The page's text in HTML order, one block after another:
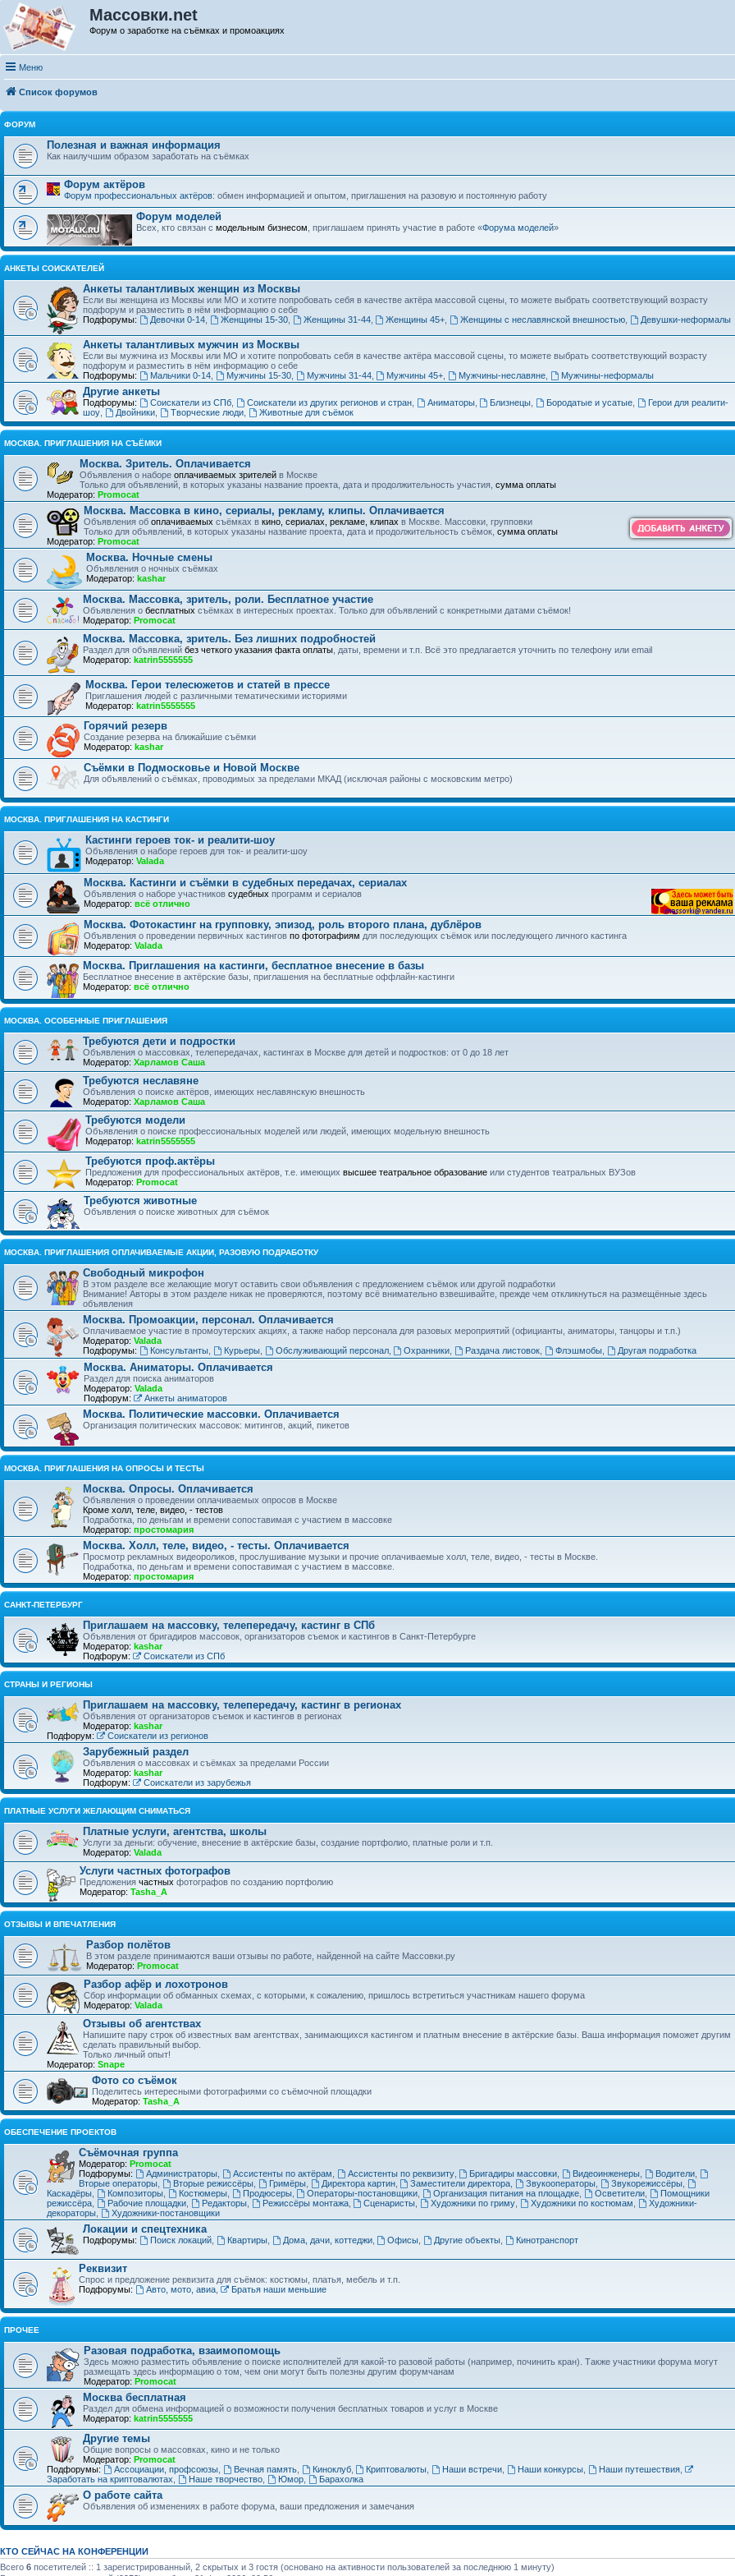
Массовки.net
Форум о заработке на съёмках и промоакциях
Меню
Список форумов
ФОРУМ
Полезная и важная информация
Как наилучшим образом заработать на съёмках
Форум актёров
Форум профессиональных актёров: обмен информацией и опытом, приглашения на разовую и постоянную работу
Форум моделей
Всех, кто связан с модельным бизнесом , приглашаем принять участие в работе «Форума моделей»
АНКЕТЫ СОИСКАТЕЛЕЙ
Анкеты талантливых женщин из Москвы
Если вы женщина из Москвы или МО и хотите попробовать себя в качестве актёра массовой сцены, то можете выбрать соответствующий возрасту
подфорум и разместить в нём информацию о себе
Подфорумы:
Девочки 0-14, Женщины 15-30, Женщины 31-44, Женщины 45+ Женщины с неславянской внешностью Девушки-неформалы
Анкеты талантливых мужчин из Москвы
Если вы мужчина из Москвы или МО и хотите попробовать себя в качестве актёра массовой сцены, то можете выбрать соответствующий возрасту
подфорум и разместить в нём информацию о себе
Подфорумы:
Мальчики 0-14, Мужчины 15-30, Мужчины 31-44, Мужчины 45+ Мужчины-неславяне Мужчины-неформалы
Другие анкеты
Подфорумы: Соискатели из СПб, Соискатели из других регионов и стран, Аниматоры, Близнецы Бородатые и усатые
Герои для реалити-
шоу
Двойники, Творческие люди, Животные для съёмок
МОСКВА. ПРИГЛАШЕНИЯ НА СЪЁМКИ
Москва. Зритель. Оплачивается
Объявления о наборе оплачиваемых зрителей в Москве
Только для объявлений, в которых указаны название проекта, дата и продолжительность участия, сумма оплаты
Модератор: Promocat
Москва. Массовка в кино, сериалы, рекламу, клипы. Оплачивается
Объявления об оплачиваемых съёмках в кино, сериалах, рекламе, клипах в Москве. Массовки, групповки
Только для объявлений, в которых указаны название проекта, дата и продолжительность съёмок, сумма оплаты
Модератор: Promocat
Москва. Ночные смены
Объявления о ночных съёмках
Модератор: kashar
Москва. Массовка, зритель, роли. Бесплатное участие
Объявления о бесплатных съёмках в интересных проектах. Только для объявлений с конкретными датами съёмок!
Модератор: Promocat
Москва. Массовка, зритель. Без лишних подробностей
Раздел для объявлений без четкого указания факта оплаты , даты, времени и т.п. Всё это предлагается уточнить по телефону или email
Модератор: katrin5555555
Москва. Герои телесюжетов и статей в прессе
Приглашения людей с различными тематическими историями
Модератор: katrin5555555
Горячий резерв
Создание резерва на ближайшие съёмки
Модератор: kashar
Съёмки в Подмосковье и Новой Москве
Для объявлений о съёмках, проводимых за пределами МКАД (исключая районы с московским метро)
МОСКВА. ПРИГЛАШЕНИЯ НА КАСТИНГИ
Кастинги героев ток- и реалити-шоу
Объявления о наборе героев для ток- и реалити-шоу
Модератор: Valada
Москва. Кастинги и съёмки в судебных передачах, сериалах
Объявления о наборе участников судебных программ и сериалов
Модератор: всё отлично
Москва. Фотокастинг на групповку, эпизод, роль второго плана, дублёров
Объявления о проведении первичных кастингов по фотографиям для последующих съёмок или последующего личного кастинга
Модератор: Valada
Москва. Приглашения на кастинги, бесплатное внесение в базы
Бесплатное внесение в актёрские базы, приглашения на бесплатные оффлайн-кастинги
Модератор: всё отлично
МОСКВА. ОСОБЕННЫЕ ПРИГЛАШЕНИЯ
Требуются дети и подростки
Объявления о массовках, телепередачах, кастингах в Москве для детей и подростков: от 0 до 18 лет
Модератор: Харламов Саша
Требуются неславяне
Объявления о поиске актёров, имеющих неславянскую внешность
Модератор: Харламов Саша
Требуются модели
Объявления о поиске профессиональных моделей или людей, имеющих модельную внешность
Модератор: katrin5555555
Требуются проф.актёры
Предложения для профессиональных актёров, т.е. имеющих высшее театральное образование или студентов театральных ВУЗов
Модератор: Promocat
Требуются животные
Объявления о поиске животных для съёмок
МОСКВА. ПРИГЛАШЕНИЯ ОПЛАЧИВАЕМЫЕ АКЦИИ, РАЗОВУЮ ПОДРАБОТКУ
Свободный микрофон
В этом разделе все желающие могут оставить свои объявления с предложением съёмок или другой подработки
Внимание! Авторы в этом разделе никак не проверяются, поэтому всё внимательно взвешивайте, прежде чем откликнуться на размещённые здесь
объявления
Москва. Промоакции, персонал. Оплачивается
Оплачиваемое участие в промоутерских акциях, а также набор персонала для разовых мероприятий (официанты, аниматоры, танцоры и т.п.)
Модератор: Valada
Подфорумы:
Консультанты, Курьеры, Обслуживающий персонал, Охранники Раздача листовок Флэшмобы Другая подработка
Москва. Аниматоры. Оплачивается
Раздел для поиска аниматоров
Модератор: Valada
Подфорум:
Анкеты аниматоров
Москва. Политические массовки. Оплачивается
Организация политических массовок: митингов, акций, пикетов
МОСКВА. ПРИГЛАШЕНИЯ НА ОПРОСЫ И ТЕСТЫ
Москва. Опросы. Оплачивается
Объявления о проведении оплачиваемых опросов в Москве
Кроме холл, теле, видео, - тестов
Подработка, по деньгам и времени сопоставимая с участием в массовке
Модератор: простомария
Москва. Холл, теле, видео, - тесты. Оплачивается
Просмотр рекламных видеороликов, прослушивание музыки и прочие оплачиваемые холл, теле, видео, - тесты в Москве.
Подработка, по деньгам и времени сопоставимая с участием в массовке.
Модератор: простомария
САНКТ-ПЕТЕРБУРГ
Приглашаем на массовку, телепередачу, кастинг в СПб
Объявления от бригадиров массовок, организаторов съемок и кастингов в Санкт-Петербурге
Модератор: kashar
Подфорум:
Соискатели из СПб
СТРАНЫ И РЕГИОНЫ
Приглашаем на массовку, телепередачу, кастинг в регионах
Объявления от организаторов съемок и кастингов в регионах
Модератор: kashar
Подфорум:
Соискатели из регионов
Зарубежный раздел
Объявления о массовках и съёмках за пределами России
Модератор: kashar
Подфорум:
Соискатели из зарубежья
ПЛАТНЫЕ УСЛУГИ ЖЕЛАЮЩИМ СНИМАТЬСЯ
Платные услуги, агентства, школы
Услуги за деньги: обучение, внесение в актёрские базы, создание портфолио, платные роли и т.п.
Модератор: Valada
Услуги частных фотографов
Предложения частных фотографов по созданию портфолию
Модератор: Tasha_A
ОТЗЫВЫ И ВПЕЧАТЛЕНИЯ
Разбор полётов
В этом разделе принимаются ваши отзывы по работе, найденной на сайте Массовки.ру
Модератор: Promocat
Разбор афёр и лохотронов
Сбор информации об обманных схемах, с которыми, к сожалению, пришлось встретиться участникам нашего форума
Модератор: Valada
Отзывы об агентствах
Напишите пару строк об известных вам агентствах, занимающихся кастингом и платным внесение в актёрские базы. Ваша информация поможет другим
сделать правильный выбор.
Только личный опыт!
Модератор: Snape
Фото со съёмок
Поделитесь интересными фотографиями со съёмочной площадки
Модератор: Tasha_A
ОБЕСПЕЧЕНИЕ ПРОЕКТОВ
Съёмочная группа
Модератор: Promocat
Подфорумы:
Администраторы, Ассистенты по актёрам Ассистенты по реквизиту, Бригадиры массовки Видеоинженеры Водители
Вторые операторы
Вторые режиссёры, Гримёры, Директора картин, Заместители директора Звукооператоры Звукорежиссёры
Каскадёры
Композиторы, Костюмеры, Продюсеры, Операторы-постановщики Организация питания на площадке Осветители
Помощники
режиссёра
Рабочие площадки, Редакторы, Режиссёры монтажа, Сценаристы Художники по гриму Художники по костюмам
Художники-
декораторы
Художники-постановщики
Локации и спецтехника
Подфорумы: Поиск локаций, Квартиры, Дома, дачи, коттеджи, Офисы Другие объекты Кинотранспорт
Реквизит
Спрос и предложение реквизита для съёмок: костюмы, платья, мебель и т.п.
Подфорумы:
Авто, мото, авиа, Братья наши меньшие
ПРОЧЕЕ
Разовая подработка, взаимопомощь
Здесь можно разместить объявление о поиске исполнителей для какой-то разовой работы (например, починить кран). Также участники форума могут
размещать здесь информацию о том, чем они могут быть полезны другим форумчанам
Модератор: Promocat
Москва бесплатная
Раздел для обмена информацией о возможности получения бесплатных товаров и услуг в Москве
Модератор: katrin5555555
Другие темы
Общие вопросы о массовках, кино и не только
Модератор: Promocat
Подфорумы:
Ассоциации, профсоюзы, Вечная память, Киноклуб, Криптовалюты Наши встречи Наши конкурсы Наши путешествия,
Заработать на криптовалютах
Наше творчество, Юмор, Барахолка
О работе сайта
Объявления об изменениях в работе форума, ваши предложения и замечания
КТО СЕЙЧАС НА КОНФЕРЕНЦИИ
Всего 6 посетителей :: 1 зарегистрированный, 2 скрытых и 3 гостя (основано на активности пользователей за последнюю 1 минуту)